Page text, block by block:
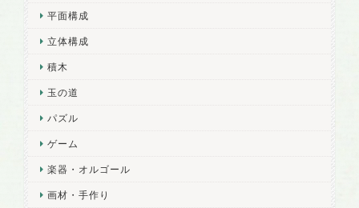
平面構成
立体構成
積木
玉の道
パズル
ゲーム
楽器・オルゴール
画材・手作り